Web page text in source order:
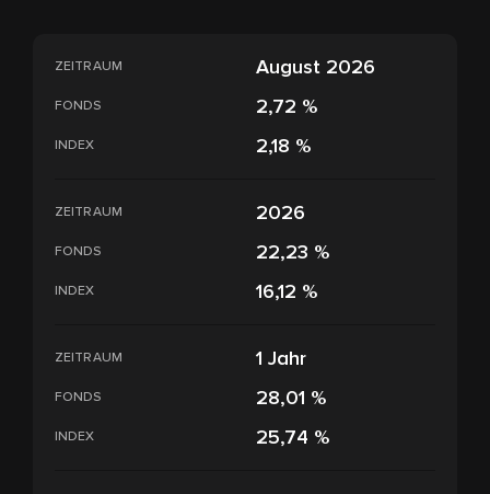
ZEITRAUM August 2026
FONDS 2,72 %
INDEX 2,18 %
ZEITRAUM 2026
FONDS 22,23 %
INDEX 16,12 %
ZEITRAUM 1 Jahr
FONDS 28,01 %
INDEX 25,74 %